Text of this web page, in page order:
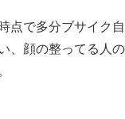
点で多分ブサイク
、顔の整ってる人